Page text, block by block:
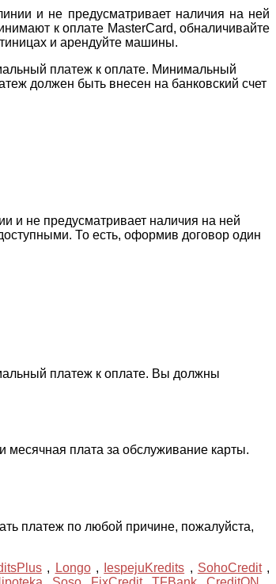
и не предусматривает наличия на ней
к оплате MasterCard, обналичивайте
и арендуйте машины.
платеж к оплате. Минимальный
должен быть внесен на банковский счет
и не предусматривает наличия на ней
То есть, оформив договор один
платеж к оплате. Вы должны
плата за обслуживание карты.
платеж по любой причине, пожалуйста,
, Longo, IespejuKredits , SohoCredit,